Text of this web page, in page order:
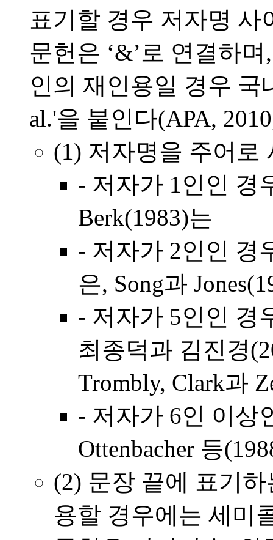
표기할 경우 저자명 사
문헌은 ‘&’로 연결하
인의 재인용일 경우 국
al.'을 붙인다(APA,
(1) 저자명을 주어로
- 저자가 1인인 경
Berk(1983)는
- 저자가 2인인 경
은, Song과
- 저자가 5인인 경
최종덕과 김진경
Trombly, Clark과
- 저자가 6인 이상
Ottenbacher 등
(2) 문장 끝에 표기
용할 경우에는 세미